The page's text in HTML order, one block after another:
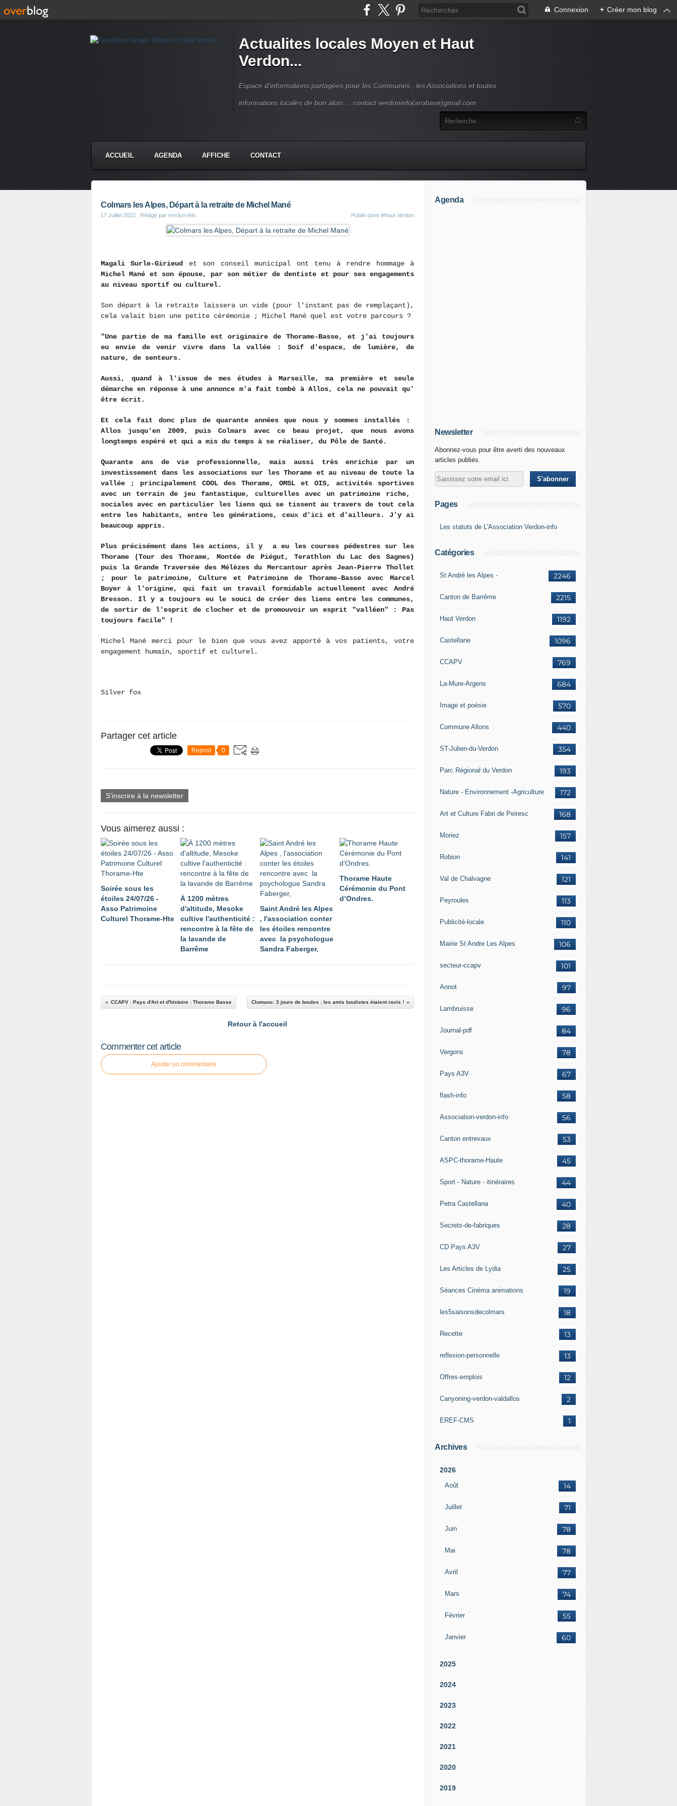
Connexion + Créer mon blog
Actualites locales Moyen et Haut
Verdon...
Espace d'informations partagées pour les Communes , les Associations et toutes
informations locales de bon alois ... contact verdoninfo(arobase)gmail.com
ACCUEIL AGENDA AFFICHE CONTACT
Colmars les Alpes, Départ à la retraite de Michel Mané
17 Juillet 2022 , Rédigé par verdon-info Publié dans #Haut Verdon
Magali Surle-Girieud et son conseil municipal ont tenu à rendre hommage à
Michel Mané et son épouse, par son métier de dentiste et pour ses engagements
au niveau sportif ou culturel.
Son départ à la retraite laissera un vide (pour l'instant pas de remplaçant),
cela valait bien une petite cérémonie ; Michel Mané quel est votre parcours ?
"Une partie de ma famille est originaire de Thorame-Basse, et j'ai toujours
eu envie de venir vivre dans la vallée : Soif d'espace, de lumière, de
nature, de senteurs.
Aussi, quand à l'issue de mes études à Marseille, ma première et seule
démarche en réponse à une annonce m'a fait tombé à Allos, cela ne pouvait qu'
être écrit.
Et cela fait donc plus de quarante années que nous y sommes installés :
Allos jusqu'en 2009, puis Colmars avec ce beau projet, que nous avons
longtemps espéré et qui a mis du temps à se réaliser, du Pôle de Santé.
Quarante ans de vie professionnelle, mais aussi très enrichie par un
investissement dans les associations sur les Thorame et au niveau de toute la
vallée ; principalement COOL des Thorame, OMSL et OIS, activités sportives
avec un terrain de jeu fantastique, culturelles avec un patrimoine riche,
sociales avec en particulier les liens qui se tissent au travers de tout cela
entre les habitants, entre les générations, ceux d'ici et d'ailleurs. J'y ai
beaucoup appris.
Plus précisément dans les actions, il y a eu les courses pédestres sur les
Thorame (Tour des Thorame, Montée de Piégut, Terathlon du Lac des Sagnes)
puis la Grande Traversée des Mélèzes du Mercantour après Jean-Pierre Thollet
; pour le patrimoine, Culture et Patrimoine de Thorame-Basse avec Marcel
Boyer à l'origine, qui fait un travail formidable actuellement avec André
Bresson. Il y a toujours eu le souci de créer des liens entre les communes,
de sortir de l'esprit de clocher et de promouvoir un esprit "valléen" : Pas
toujours facile" !
Michel Mané merci pour le bien que vous avez apporté à vos patients, votre
engagement humain, sportif et culturel.
Silver fox
Partager cet article
Repost 0
S'inscrire à la newsletter
Vous aimerez aussi :
Soirée sous les
étoiles 24/07/26 -
Asso Patrimoine
Culturel Thorame-Hte
À 1200 mètres
d'altitude, Mesoke
cultive l'authenticité :
rencontre à la fête de
la lavande de
Barrême
Saint André les Alpes
, l'association conter
les étoiles rencontre
avec la psychologue
Sandra Faberger,
Thorame Haute
Cérémonie du Pont
d’Ondres.
CCAPV : Pays d'Art et d'histoire : Thorame Basse Clumanc: 3 jours de boules : les amis boulistes étaient ravis !
Retour à l'accueil
Commenter cet article
Ajouter un commentaire
Agenda
Newsletter
Abonnez-vous pour être averti des nouveaux
articles publiés.
Pages
Les statuts de L'Association Verdon-info
Catégories
2246
St André les Alpes -
2215
Canton de Barrême
1192
Haut Verdon
1096
Castellane
769
CCAPV
684
La-Mure-Argens
570
Image et poésie
440
Commune Allons
354
ST-Julien-du-Verdon
193
Parc Régional du Verdon
172
Nature - Environnement -Agriculture
168
Art et Culture Fabri de Peiresc
157
Moriez
141
Robion
121
Val de Chalvagne
113
Peyroules
110
Publicité-locale
106
Mairie St Andre Les Alpes
101
secteur-ccapv
97
Annot
96
Lambruisse
84
Journal-pdf
78
Vergons
67
Pays A3V
58
flash-info
56
Association-verdon-info
53
Canton entrevaux
45
ASPC-thorame-Haute
44
Sport - Nature - itinéraires
40
Petra Castellana
28
Secrets-de-fabriques
27
CD Pays A3V
25
Les Articles de Lydia
19
Séances Cinéma animations
18
les5saisonsdecolmars
13
Recette
13
reflexion-personnelle
12
Offres-emplois
2
Canyoning-verdon-valdallos
1
EREF-CMS
Archives
2026
Août 14
Juillet 71
Juin 78
Mai 78
Avril 77
Mars 74
Février 55
Janvier 60
2025
2024
2023
2022
2021
2020
2019